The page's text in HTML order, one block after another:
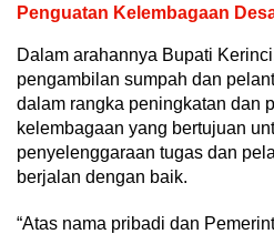
Penguatan Kelembagaan
Dalam arahannya Bupati
pengambilan sumpah dan
dalam rangka peningkatan dan
kelembagaan yang bertujuan
penyelenggaraan tugas dan
berjalan dengan baik.
“Atas nama pribadi dan